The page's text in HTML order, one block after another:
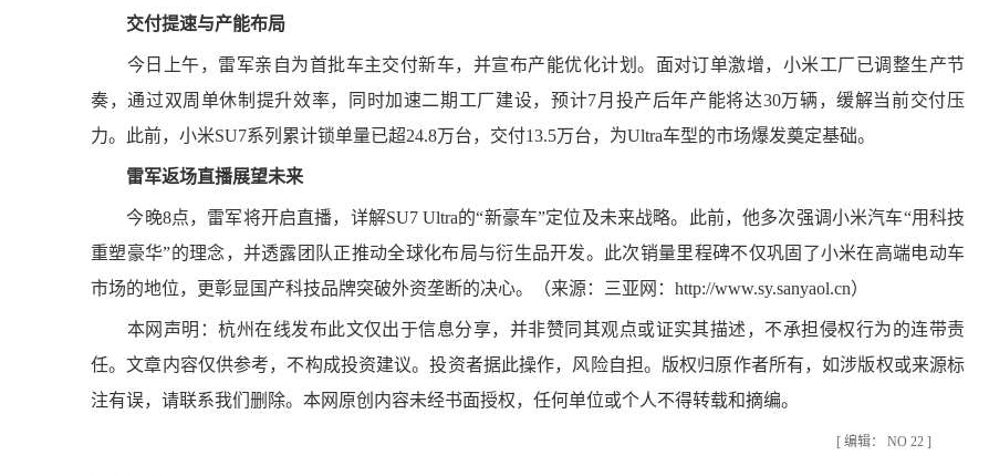
交付提速与产能布局
今日上午，雷军亲自为首批车主交付新车，并宣布产能优化计划。面对订单激增，小米工厂已调整生产节
奏，通过双周单休制提升效率，同时加速二期工厂建设，预计7月投产后年产能将达30万辆，缓解当前交付压
力。此前，小米SU7系列累计锁单量已超24.8万台，交付13.5万台，为Ultra车型的市场爆发奠定基础。
雷军返场直播展望未来
今晚8点，雷军将开启直播，详解SU7 Ultra的“新豪车”定位及未来战略。此前，他多次强调小米汽车“用科技
重塑豪华”的理念，并透露团队正推动全球化布局与衍生品开发。此次销量里程碑不仅巩固了小米在高端电动车
市场的地位，更彰显国产科技品牌突破外资垄断的决心。（来源：三亚网： http://www.sy.sanyaol.cn）
本网声明：杭州在线发布此文仅出于信息分享，并非赞同其观点或证实其描述，不承担侵权行为的连带责
任。文章内容仅供参考，不构成投资建议。投资者据此操作，风险自担。版权归原作者所有，如涉版权或来源标
注有误，请联系我们删除。本网原创内容未经书面授权，任何单位或个人不得转载和摘编。
[ 编辑： NO 22 ]